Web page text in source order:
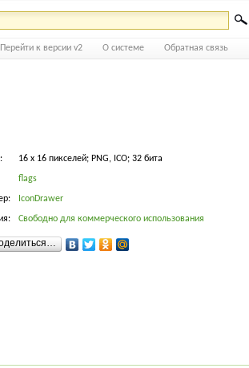
Перейти к версии v2 О системе Обратная связь
16 x 16 пикселей; PNG, ICO; 32 бита
flags
IconDrawer
Свободно для коммерческого использования